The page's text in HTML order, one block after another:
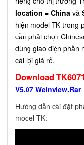
location = China và
hiện model TK trong
cần phải chọn
dùng giao diện phần
cái lợi giá rẻ.
Download
V5.07 Weinview.Rar
Hướng dẫn cài đặt
model TK: